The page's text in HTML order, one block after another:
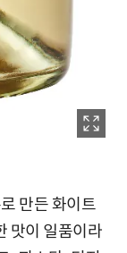
만든 화이트
맛이 일품이라